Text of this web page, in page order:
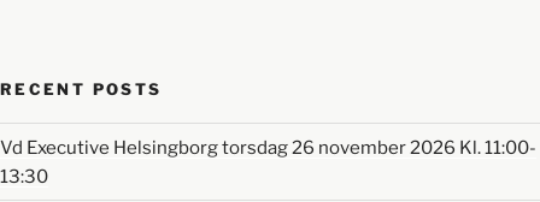
RECENT POSTS
Vd Executive Helsingborg torsdag 26 november 2026 Kl. 11:00-
13:30